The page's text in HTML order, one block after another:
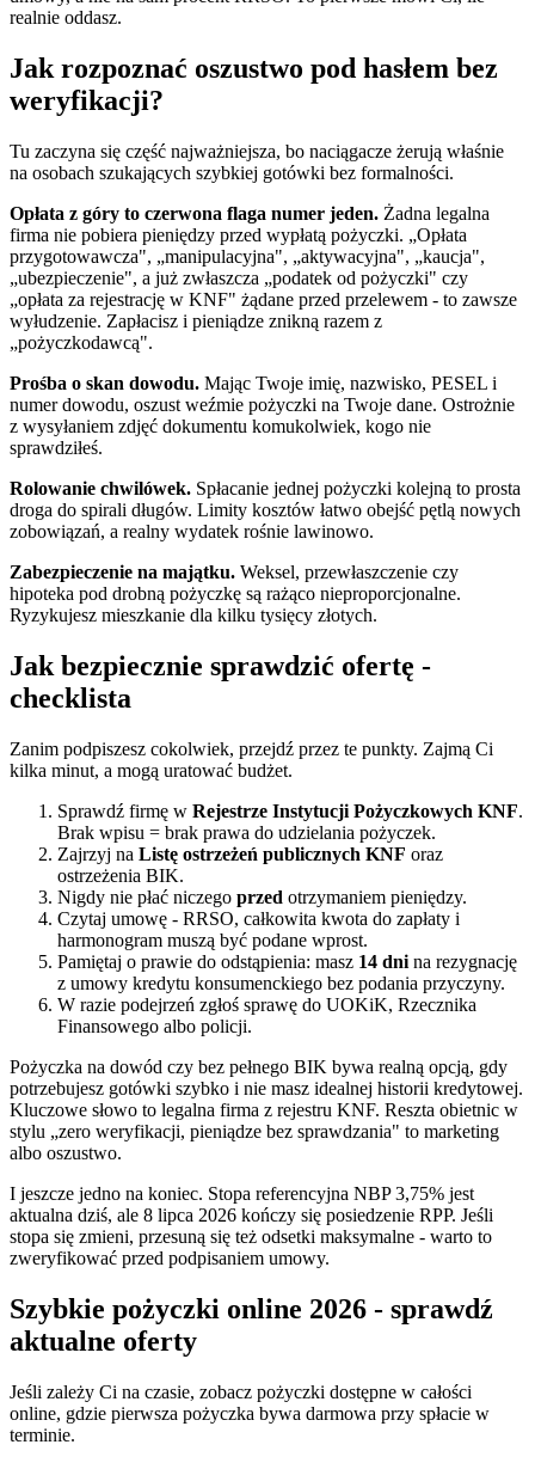
realnie oddasz.
Jak rozpoznać oszustwo pod hasłem bez
weryfikacji?
Tu zaczyna się część najważniejsza, bo naciągacze żerują właśnie
na osobach szukających szybkiej gotówki bez formalności.
Opłata z góry to czerwona flaga numer jeden. Żadna legalna
firma nie pobiera pieniędzy przed wypłatą pożyczki. „Opłata
przygotowawcza", „manipulacyjna", „aktywacyjna", „kaucja",
„ubezpieczenie", a już zwłaszcza „podatek od pożyczki" czy
„opłata za rejestrację w KNF" żądane przed przelewem - to zawsze
wyłudzenie. Zapłacisz i pieniądze znikną razem z
„pożyczkodawcą".
Prośba o skan dowodu. Mając Twoje imię, nazwisko, PESEL i
numer dowodu, oszust weźmie pożyczki na Twoje dane. Ostrożnie
z wysyłaniem zdjęć dokumentu komukolwiek, kogo nie
sprawdziłeś.
Rolowanie chwilówek. Spłacanie jednej pożyczki kolejną to prosta
droga do spirali długów. Limity kosztów łatwo obejść pętlą nowych
zobowiązań, a realny wydatek rośnie lawinowo.
Zabezpieczenie na majątku. Weksel, przewłaszczenie czy
hipoteka pod drobną pożyczkę są rażąco nieproporcjonalne.
Ryzykujesz mieszkanie dla kilku tysięcy złotych.
Jak bezpiecznie sprawdzić ofertę -
checklista
Zanim podpiszesz cokolwiek, przejdź przez te punkty. Zajmą Ci
kilka minut, a mogą uratować budżet.
Sprawdź firmę w Rejestrze Instytucji Pożyczkowych KNF.
Brak wpisu = brak prawa do udzielania pożyczek.
Zajrzyj na Listę ostrzeżeń publicznych KNF oraz
ostrzeżenia BIK.
Nigdy nie płać niczego przed otrzymaniem pieniędzy.
Czytaj umowę - RRSO, całkowita kwota do zapłaty i
harmonogram muszą być podane wprost.
Pamiętaj o prawie do odstąpienia: masz 14 dni na rezygnację
z umowy kredytu konsumenckiego bez podania przyczyny.
W razie podejrzeń zgłoś sprawę do UOKiK, Rzecznika
Finansowego albo policji.
Pożyczka na dowód czy bez pełnego BIK bywa realną opcją, gdy
potrzebujesz gotówki szybko i nie masz idealnej historii kredytowej.
Kluczowe słowo to legalna firma z rejestru KNF. Reszta obietnic w
stylu „zero weryfikacji, pieniądze bez sprawdzania" to marketing
albo oszustwo.
I jeszcze jedno na koniec. Stopa referencyjna NBP 3,75% jest
aktualna dziś, ale 8 lipca 2026 kończy się posiedzenie RPP. Jeśli
stopa się zmieni, przesuną się też odsetki maksymalne - warto to
zweryfikować przed podpisaniem umowy.
Szybkie pożyczki online 2026 - sprawdź
aktualne oferty
Jeśli zależy Ci na czasie, zobacz pożyczki dostępne w całości
online, gdzie pierwsza pożyczka bywa darmowa przy spłacie w
terminie.